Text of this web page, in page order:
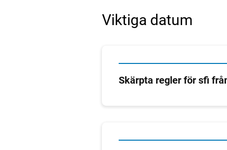
Viktiga datum
Skärpta regler för sfi